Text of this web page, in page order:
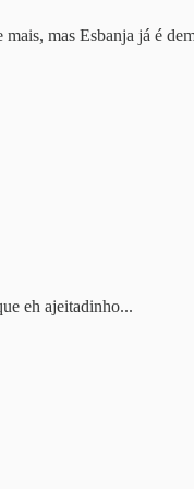
mas Esbanja já é
eh ajeitadinho...